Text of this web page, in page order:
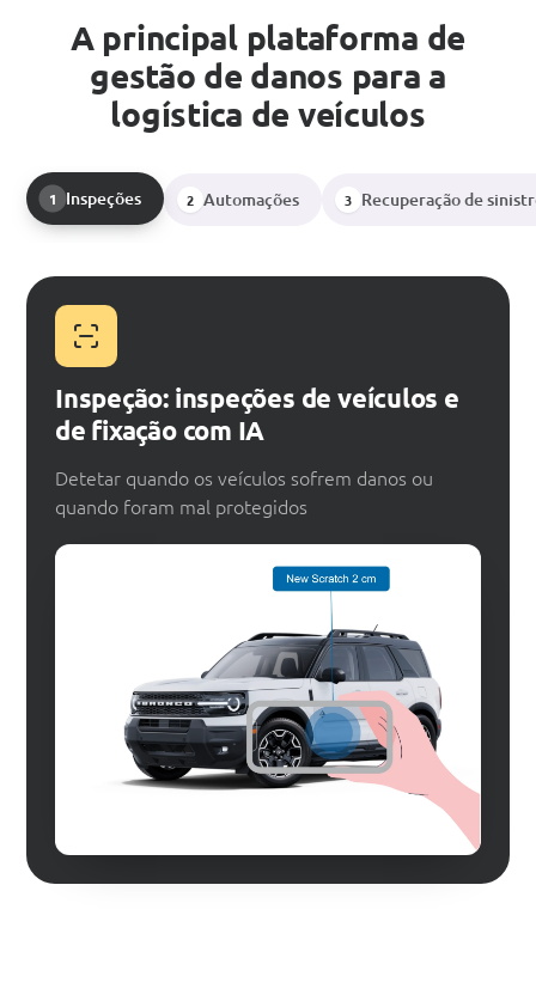
A principal plataforma de
gestão de danos para a
logística de veículos
1 Inspeções 2 Automações 3 Recuperação de
Inspeção: inspeções de veículos e
de fixação com IA
Detetar quando os veículos sofrem danos ou
quando foram mal protegidos